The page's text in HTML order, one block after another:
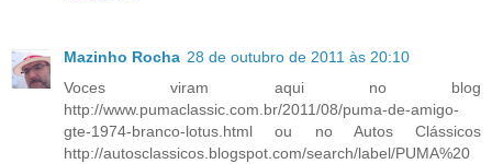
Mazinho Rocha 28 de outubro de 2011 às 20:10
Voces viram aqui no blog
http://www.pumaclassic.com.br/2011/08/puma-de-amigo-
gte-1974-branco-lotus.html ou no Autos Clássicos
http://autosclassicos.blogspot.com/search/label/PUMA%20